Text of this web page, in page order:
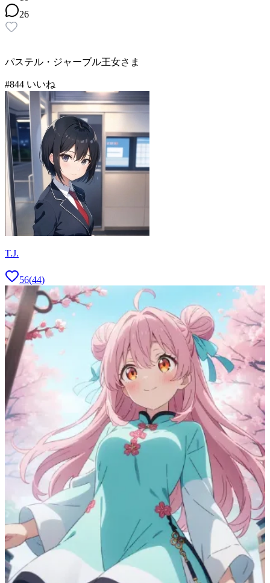
26
パステル・ジャーブル王女さま
#844 いいね
T.J.
56(44)